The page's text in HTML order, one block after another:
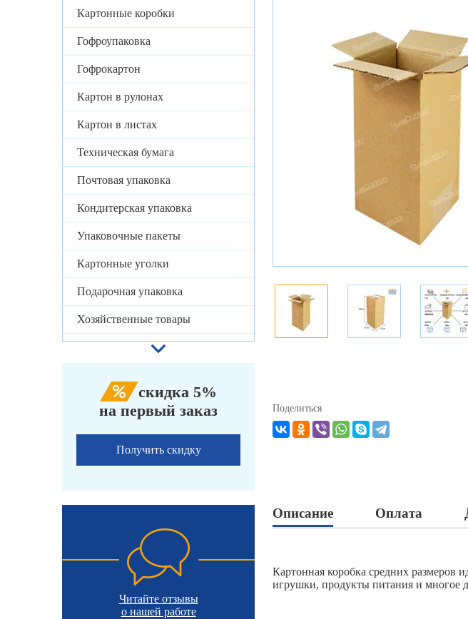
Картонные коробки
Гофроупаковка
Гофрокартон
Картон в рулонах
Картон в листах
Техническая бумага
Почтовая упаковка
Кондитерская упаковка
Упаковочные пакеты
Картонные уголки
Подарочная упаковка
Хозяйственные товары
скидка 5%
на первый заказ
Получить скидку
Читайте отзывы
о нашей работе
Поделиться
Описание Оплата
Картонная коробка средних размеров
игрушки, продукты питания и многое